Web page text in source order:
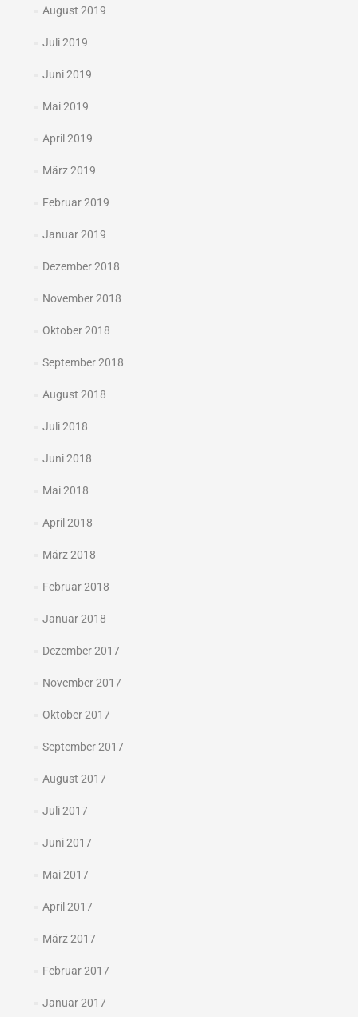
August 2019
Juli 2019
Juni 2019
Mai 2019
April 2019
März 2019
Februar 2019
Januar 2019
Dezember 2018
November 2018
Oktober 2018
September 2018
August 2018
Juli 2018
Juni 2018
Mai 2018
April 2018
März 2018
Februar 2018
Januar 2018
Dezember 2017
November 2017
Oktober 2017
September 2017
August 2017
Juli 2017
Juni 2017
Mai 2017
April 2017
März 2017
Februar 2017
Januar 2017